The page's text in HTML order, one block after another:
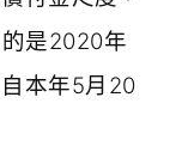
是2020年
本年5月20